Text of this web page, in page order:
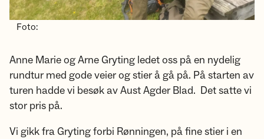
Foto:
Anne Marie og Arne Gryting ledet oss på en nydelig
rundtur med gode veier og stier å gå på. På starten av
turen hadde vi besøk av Aust Agder Blad. Det satte vi
stor pris på.
Vi gikk fra Gryting forbi Rønningen, på fine stier i en